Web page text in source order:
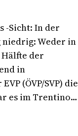
-Sicht: In der
Weder in
der
in
(ÖVP/SVP) die
es im Trentino…